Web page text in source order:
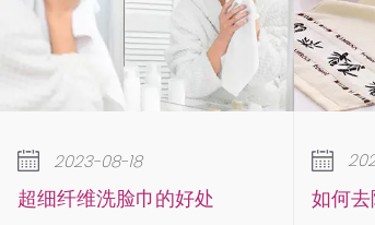
2023-08-18
如何去除超细纤维毛巾上的绒毛？